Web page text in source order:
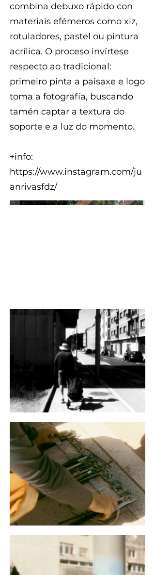
combina debuxo rápido con
materiais efémeros como xiz,
rotuladores, pastel ou pintura
acrílica. O proceso invírtese
respecto ao tradicional:
primeiro pinta a paisaxe e logo
toma a fotografía, buscando
tamén captar a textura do
soporte e a luz do momento.
+info:
https://www.instagram.com/ju
anrivasfdz/